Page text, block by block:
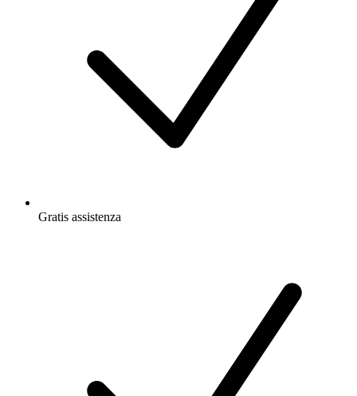
Gratis assistenza